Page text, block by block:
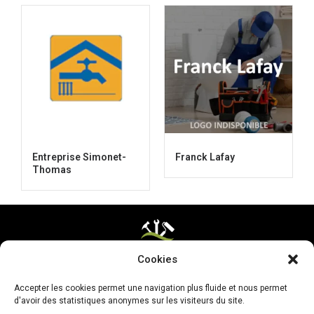
Cookies
Accepter les cookies permet une navigation plus fluide et nous permet
d'avoir des statistiques anonymes sur les visiteurs du site.
Entreprise Simonet-
Thomas
Franck Lafay
Mettre ma page à jour